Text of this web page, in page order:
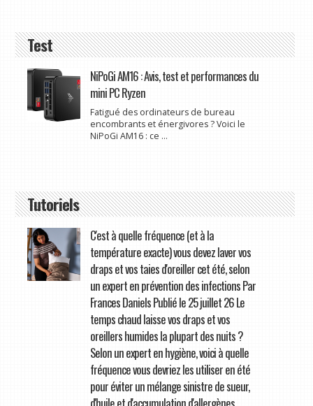
Test
NiPoGi AM16 : Avis, test et performances du
mini PC Ryzen
Fatigué des ordinateurs de bureau
encombrants et énergivores ? Voici le
NiPoGi AM16 : ce ...
Tutoriels
C'est à quelle fréquence (et à la
température exacte) vous devez laver vos
draps et vos taies d'oreiller cet été, selon
un expert en prévention des infections Par
Frances Daniels Publié le 25 juillet 26 Le
temps chaud laisse vos draps et vos
oreillers humides la plupart des nuits ?
Selon un expert en hygiène, voici à quelle
fréquence vous devriez les utiliser en été
pour éviter un mélange sinistre de sueur,